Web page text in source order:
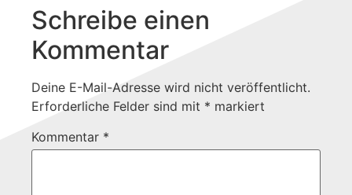
Schreibe einen
Kommentar
Deine E-Mail-Adresse wird nicht veröffentlicht.
Erforderliche Felder sind mit * markiert
Kommentar *